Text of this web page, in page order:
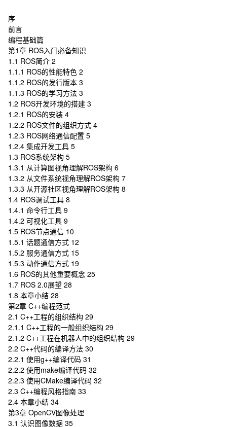
序
前言
编程基础篇
第1章 ROS入门必备知识
1.1 ROS简介 2
1.1.1 ROS的性能特色 2
1.1.2 ROS的发行版本 3
1.1.3 ROS的学习方法 3
1.2 ROS开发环境的搭建 3
1.2.1 ROS的安装 4
1.2.2 ROS文件的组织方式 4
1.2.3 ROS网络通信配置 5
1.2.4 集成开发工具 5
1.3 ROS系统架构 5
1.3.1 从计算图视角理解ROS架构 6
1.3.2 从文件系统视角理解ROS架构 7
1.3.3 从开源社区视角理解ROS架构 8
1.4 ROS调试工具 8
1.4.1 命令行工具 9
1.4.2 可视化工具 9
1.5 ROS节点通信 10
1.5.1 话题通信方式 12
1.5.2 服务通信方式 15
1.5.3 动作通信方式 19
1.6 ROS的其他重要概念 25
1.7 ROS 2.0展望 28
1.8 本章小结 28
第2章 C++编程范式
2.1 C++工程的组织结构 29
2.1.1 C++工程的一般组织结构 29
2.1.2 C++工程在机器人中的组织结构 29
2.2 C++代码的编译方法 30
2.2.1 使用g++编译代码 31
2.2.2 使用make编译代码 32
2.2.3 使用CMake编译代码 32
2.3 C++编程风格指南 33
2.4 本章小结 34
第3章 OpenCV图像处理
3.1 认识图像数据 35